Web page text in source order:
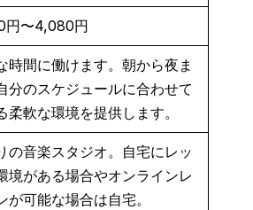
円〜4,080円
時間に働けます。朝から夜ま
分のスケジュールに合わせて
柔軟な環境を提供します。
の音楽スタジオ。自宅にレッ
境がある場合やオンラインレ
が可能な場合は自宅。